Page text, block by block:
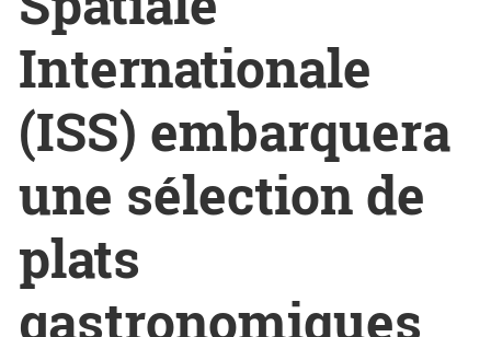
Internationale
(ISS) embarquera
une sélection de
plats
gastronomiques